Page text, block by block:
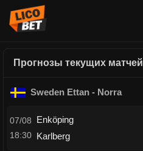
Прогнозы текущих матчей
Sweden Ettan - Norra
07/08
18:30
Enköping
Karlberg